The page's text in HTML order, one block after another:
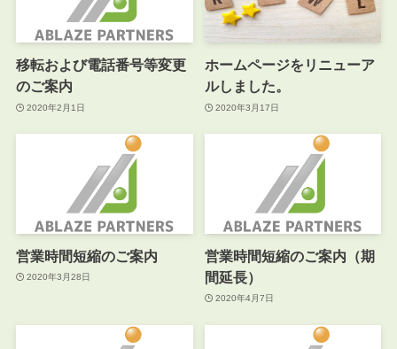
移転および電話番号等変更
のご案内
2020年2月1日
ホームページをリニューア
ルしました。
2020年3月17日
営業時間短縮のご案内
2020年3月28日
営業時間短縮のご案内（期
間延長）
2020年4月7日